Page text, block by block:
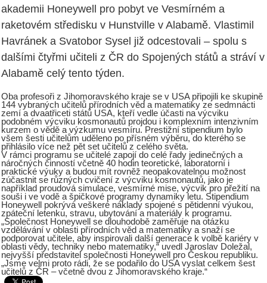
akademii Honeywell pro pobyt ve Vesmírném a
raketovém středisku v Hunstville v Alabamě. Vlastimil
Havránek a Svatobor Sysel již odcestovali – spolu s
dalšími čtyřmi učiteli z ČR do Spojených států a stráví v
Alabamě celý tento týden.
Oba profesoři z Jihomoravského kraje se v USA připojili ke skupině
144 vybraných učitelů přírodních věd a matematiky ze sedmnácti
zemí a dvaatřiceti států USA, kteří vedle účasti na výcviku
podobném výcviku kosmonautů projdou i komplexním intenzivním
kurzem o vědě a výzkumu vesmíru. Prestižní stipendium bylo
všem šesti učitelům uděleno po přísném výběru, do kterého se
přihlásilo více než pět set učitelů z celého světa.
V rámci programu se učitelé zapojí do celé řady jedinečných a
náročných činností včetně 40 hodin teoretické, laboratorní i
praktické výuky a budou mít rovněž neopakovatelnou možnost
zúčastnit se různých cvičení z výcviku kosmonautů, jako je
například proudová simulace, vesmírné mise, výcvik pro přežití na
souši i ve vodě a špičkové programy dynamiky letu. Stipendium
Honeywell pokrývá veškeré náklady spojené s pětidenní výukou,
zpáteční letenku, stravu, ubytování a materiály k programu.
„Společnost Honeywell se dlouhodobě zaměřuje na otázku
vzdělávání v oblasti přírodních věd a matematiky a snaží se
podporovat učitele, aby inspirovali další generace k volbě kariéry v
oblasti vědy, techniky nebo matematiky,“ uvedl Jaroslav Doležal,
nejvyšší představitel společnosti Honeywell pro Českou republiku.
„Jsme velmi proto rádi, že se podařilo do USA vyslat celkem šest
učitelů z ČR – včetně dvou z Jihomoravského kraje.“